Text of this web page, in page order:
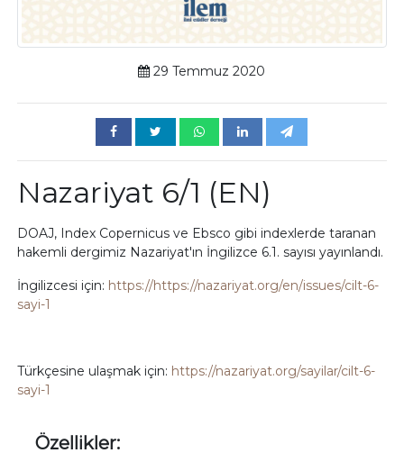
29 Temmuz 2020
Nazariyat 6/1 (EN)
DOAJ, Index Copernicus ve Ebsco gibi indexlerde taranan
hakemli dergimiz Nazariyat'ın İngilizce 6.1. sayısı yayınlandı.
İngilizcesi için: https://https://nazariyat.org/en/issues/cilt-6-
sayi-1
Türkçesine ulaşmak için: https://nazariyat.org/sayilar/cilt-6-
sayi-1
Özellikler: